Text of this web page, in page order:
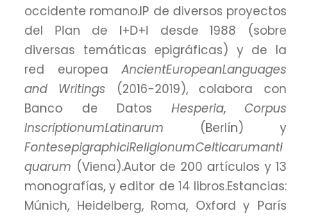
occidente romano.IP de diversos proyectos
del Plan de I+D+I desde 1988 (sobre
diversas temáticas epigráficas) y de la
red europea AncientEuropeanLanguages
and Writings (2016-2019), colabora con
Banco de Datos Hesperia, Corpus
InscriptionumLatinarum (Berlín) y
FontesepigraphiciReligionumCelticarumanti
quarum (Viena).Autor de 200 artículos y 13
monografías, y editor de 14 libros.Estancias:
Múnich, Heidelberg, Roma, Oxford y París